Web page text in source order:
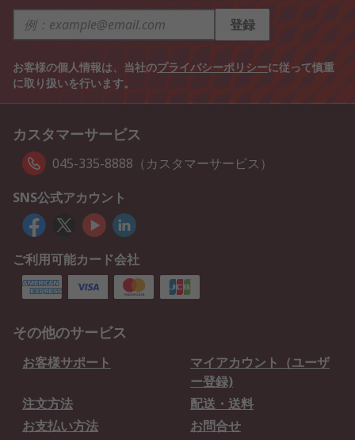
登録
お客様の個人情報は、当社のプライバシーポリシーに従って慎重
に取り扱いを行います。
カスタマーサービス
045-335-8888（カスタマーサービス）
SNS公式アカウント
ご利用可能カード会社
その他のサービス
お客様サポート
マイアカウント（ユーザ
ー登録)
注文方法
配送・送料
お支払い方法
お問合せ